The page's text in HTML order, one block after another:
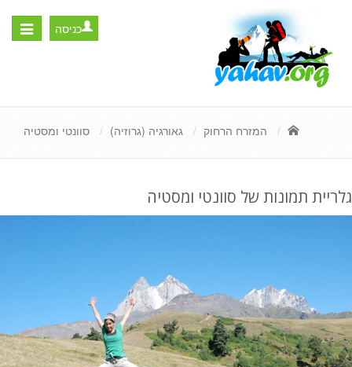
Toggle
כניסה
המזרח הרחוק גאורגיה (גרוזיה) סוונטי ומסטיה
גלריית תמונות של סוונטי ומסטיה